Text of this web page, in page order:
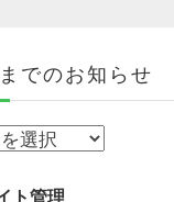
でのお知らせ
ト管理